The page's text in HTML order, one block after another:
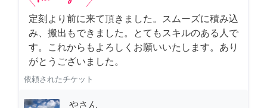
定刻より前に来て頂きました。スムーズに積み込
み、搬出もできました。とてもスキルのある人で
す。これからもよろしくお願いいたします。あり
がとうございました。
依頼されたチケット
やさん